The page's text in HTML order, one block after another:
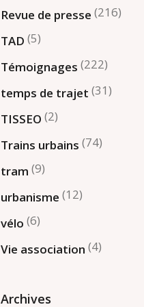
Revue de presse (216)
TAD (5)
Témoignages (222)
temps de trajet (31)
TISSEO (2)
Trains urbains (74)
tram (9)
urbanisme (12)
vélo (6)
Vie association (4)
Archives